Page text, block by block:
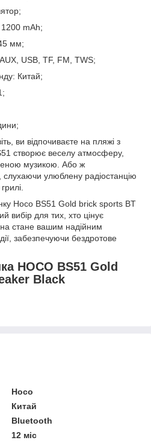
mAh;
мм;
USB, TF, FM, TWS;
Китай;
ви відпочиваєте на пляжі з
створює веселу атмосферу,
музикою. Або ж
слухаючи улюблену радіостанцію
Hoco BS51 Gold brick sports BT
вибір для тих, хто цінує
стане вашим надійним
забезпечуючи бездротове
HOCO BS51 Gold
Black
Hoco
Китай
Bluetooth
12 міс